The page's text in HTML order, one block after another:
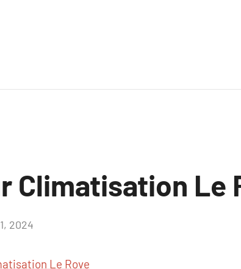
Climatisation Le
2024
Le Rove